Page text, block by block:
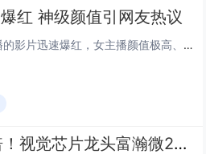
红 神级颜值引网友热议
近日，一段韩国美女气象主播的影片迅速爆红，女主播颜值极高、气质亮眼，在摄影棚内以极为流畅的口条与自然肢体语言讲解天气。由于画面质感逼真，不少网友赞叹她「比偶像还漂亮」。然而随着影片疯传，真相随之揭晓，这位名为「金诗雅」（Kim Sia）的女...
半年净利暴增超14倍！视觉芯片龙头富瀚微20CM一字涨停：AI-ISP芯片卖爆了